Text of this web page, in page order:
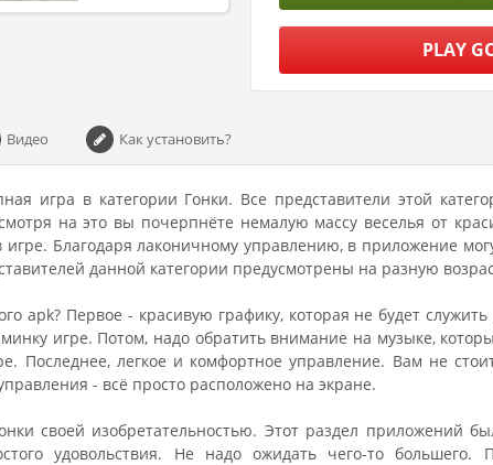
PLAY
Видео Как установить?
игра в категории Гонки. Все представители этой
на это вы почерпнёте немалую массу веселья от
Благодаря лаконичному управлению, в приложение
данной категории предусмотрены на разную
apk? Первое - красивую графику, которая не будет
игре. Потом, надо обратить внимание на музыке,
Последнее, легкое и комфортное управление. Вам не
- всё просто расположено на экране.
своей изобретательностью. Этот раздел приложений
удовольствия. Не надо ожидать чего-то большего.